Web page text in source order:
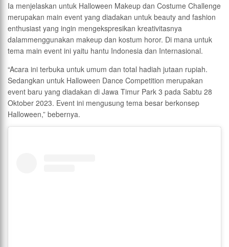
Ia menjelaskan untuk Halloween Makeup dan Costume Challenge
merupakan main event yang diadakan untuk beauty and fashion
enthusiast yang ingin mengekspresikan kreativitasnya
dalammenggunakan makeup dan kostum horor. Di mana untuk
tema main event ini yaitu hantu Indonesia dan Internasional.
“Acara ini terbuka untuk umum dan total hadiah jutaan rupiah.
Sedangkan untuk Halloween Dance Competition merupakan
event baru yang diadakan di Jawa Timur Park 3 pada Sabtu 28
Oktober 2023. Event ini mengusung tema besar berkonsep
Halloween,” bebernya.